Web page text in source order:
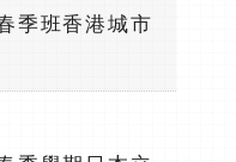
季班香港城市